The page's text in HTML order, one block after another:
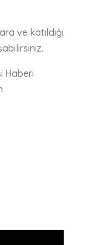
ve katıldığı
Haberi